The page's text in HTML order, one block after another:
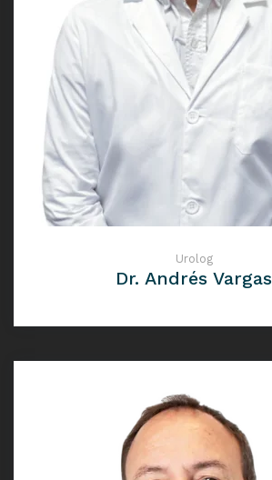
Urolog
Dr. Andrés Vargas